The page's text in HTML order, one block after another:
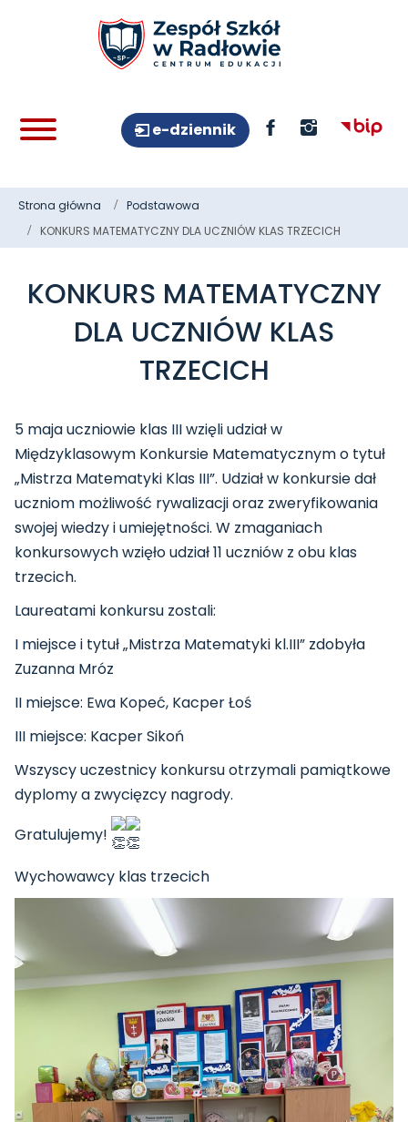
e-dziennik
Strona główna
Podstawowa
KONKURS MATEMATYCZNY DLA UCZNIÓW KLAS TRZECICH
KONKURS MATEMATYCZNY
DLA UCZNIÓW KLAS
TRZECICH
5 maja uczniowie klas III wzięli udział w
Międzyklasowym Konkursie Matematycznym o tytuł
„Mistrza Matematyki Klas III”. Udział w konkursie dał
uczniom możliwość rywalizacji oraz zweryfikowania
swojej wiedzy i umiejętności. W zmaganiach
konkursowych wzięło udział 11 uczniów z obu klas
trzecich.
Laureatami konkursu zostali:
I miejsce i tytuł „Mistrza Matematyki kl.III” zdobyła
Zuzanna Mróz
II miejsce: Ewa Kopeć, Kacper Łoś
III miejsce: Kacper Sikoń
Wszyscy uczestnicy konkursu otrzymali pamiątkowe
dyplomy a zwycięzcy nagrody.
Gratulujemy!
Wychowawcy klas trzecich